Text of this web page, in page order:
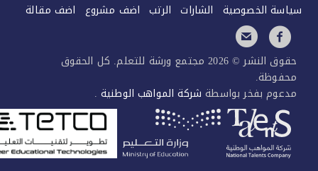
الخصوصية الشارات الرتب اضف مشروع اضف مقالة
حقوق النشر © 2026 مجتمع ورشة للتعلم. كل الحقوق
بفخر بواسطةشركة المواهب الوطنية.